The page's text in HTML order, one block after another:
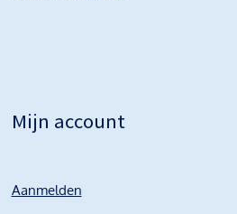
Mijn account
Aanmelden